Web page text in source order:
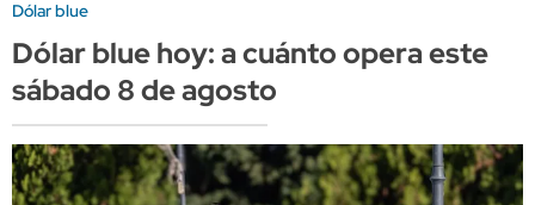
Dólar blue
Dólar blue hoy: a cuánto opera este
sábado 8 de agosto